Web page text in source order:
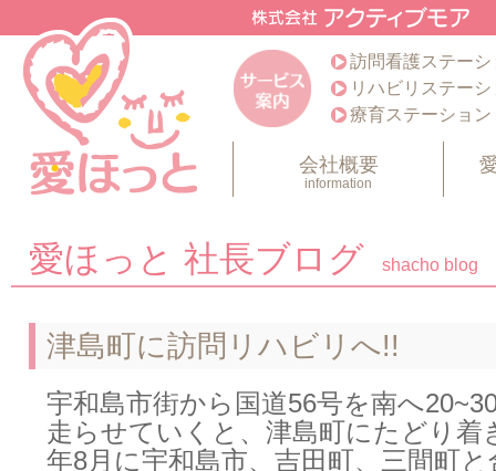
訪問看護ステー
リハビリステー
療育ステーション
会社概要
information
愛ほっと 社長ブログ shacho blog
津島町に訪問リハビリへ!!
宇和島市街から国道56号を南へ
走らせていくと、津島町にたどり着
年8月に宇和島市、吉田町、三間町